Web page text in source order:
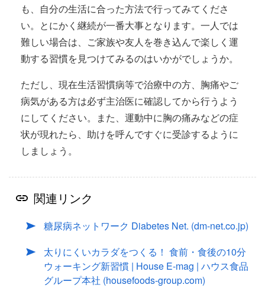
も、自分の生活に合った方法で行ってみてくださ
い。とにかく継続が一番大事となります。一人では
難しい場合は、ご家族や友人を巻き込んで楽しく運
動する習慣を見つけてみるのはいかがでしょうか。
ただし、現在生活習慣病等で治療中の方、胸痛やご
病気がある方は必ず主治医に確認してから行うよう
にしてください。また、運動中に胸の痛みなどの症
状が現れたら、助けを呼んですぐに受診するように
しましょう。
関連リンク
糖尿病ネットワーク Diabetes Net. (dm-net.co.jp)
太りにくいカラダをつくる！ 食前・食後の10分
ウォーキング新習慣 | House E-mag | ハウス食品
グループ本社 (housefoods-group.com)